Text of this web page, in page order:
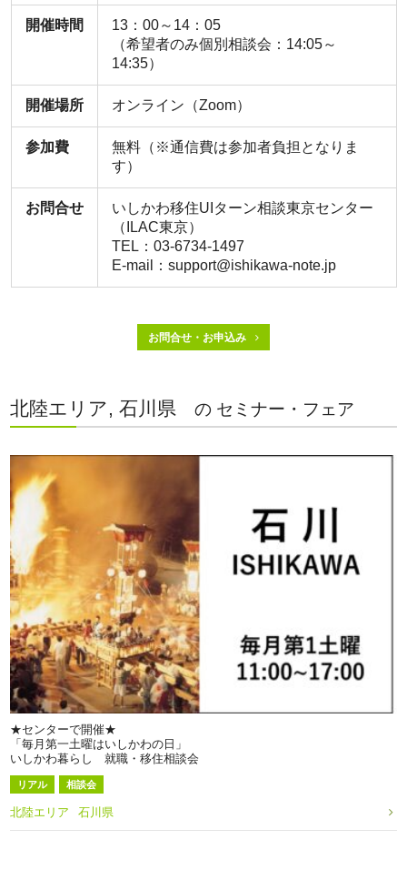
開催時間
13：00～14：05
（希望者のみ個別相談会：14:05～
14:35）
開催場所 オンライン（Zoom）
参加費
無料（※通信費は参加者負担となりま
す）
お問合せ
いしかわ移住UIターン相談東京センター
（ILAC東京）
TEL：03-6734-1497
E-mail：support@ishikawa-note.jp
お問合せ・お申込み
北陸エリア, 石川県 の セミナー・フェア
★センターで開催★
「毎月第一土曜はいしかわの日」
いしかわ暮らし 就職・移住相談会
リアル 相談会
北陸エリア 石川県